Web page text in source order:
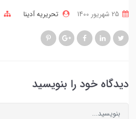
تحریریه آدینا
دیدگاه خود را بنویسید